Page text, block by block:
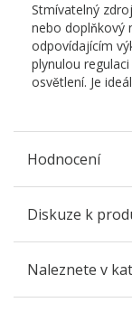
Stmívatelný
nebo doplňkový
odpovídajícím
plynulou
osvětlení. Je
Hodnocení
Diskuze k
Naleznete v